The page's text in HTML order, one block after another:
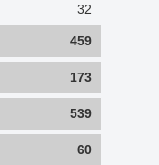
32
459
173
539
60